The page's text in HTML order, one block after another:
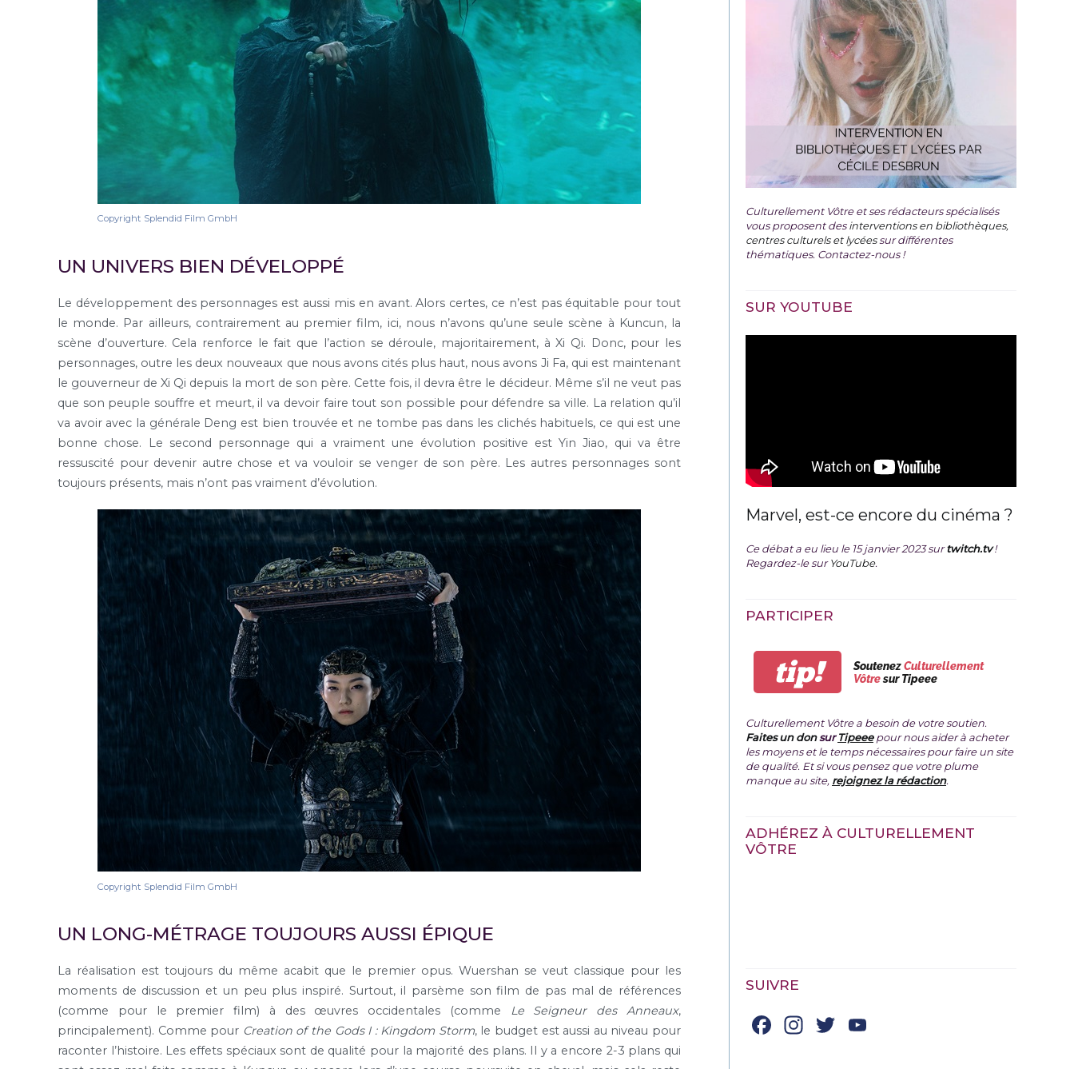
Copyright Splendid Film GmbH
UN UNIVERS BIEN DÉVELOPPÉ
Le développement des personnages est aussi mis en avant. Alors certes, ce n’est pas équitable pour tout
le monde. Par ailleurs, contrairement au premier film, ici, nous n’avons qu’une seule scène à Kuncun, la
scène d’ouverture. Cela renforce le fait que l’action se déroule, majoritairement, à Xi Qi. Donc, pour les
personnages, outre les deux nouveaux que nous avons cités plus haut, nous avons Ji Fa, qui est maintenant
le gouverneur de Xi Qi depuis la mort de son père. Cette fois, il devra être le décideur. Même s’il ne veut pas
que son peuple souffre et meurt, il va devoir faire tout son possible pour défendre sa ville. La relation qu’il
va avoir avec la générale Deng est bien trouvée et ne tombe pas dans les clichés habituels, ce qui est une
bonne chose. Le second personnage qui a vraiment une évolution positive est Yin Jiao, qui va être
ressuscité pour devenir autre chose et va vouloir se venger de son père. Les autres personnages sont
toujours présents, mais n’ont pas vraiment d’évolution.
Copyright Splendid Film GmbH
UN LONG-MÉTRAGE TOUJOURS AUSSI ÉPIQUE
La réalisation est toujours du même acabit que le premier opus. Wuershan se veut classique pour les
moments de discussion et un peu plus inspiré. Surtout, il parsème son film de pas mal de références
(comme pour le premier film) à des œuvres occidentales (comme Le Seigneur des Anneaux,
principalement). Comme pour Creation of the Gods I : Kingdom Storm, le budget est aussi au niveau pour
raconter l’histoire. Les effets spéciaux sont de qualité pour la majorité des plans. Il y a encore 2-3 plans qui
Culturellement Vôtre et ses rédacteurs spécialisés
vous proposent desinterventions en bibliothèques,
centres culturels et lycéessur différentes
thématiques. Contactez-nous !
SUR YOUTUBE
Marvel, est-ce encore du cinéma ?
Ce débat a eu lieu le 15 janvier 2023 surtwitch.tv !
Regardez-le surYouTube.
PARTICIPER
tip! SoutenezCulturellement
Vôtresur Tipeee
Culturellement Vôtre a besoin de votre soutien.
Faites un donsurTipeeepour nous aider à acheter
les moyens et le temps nécessaires pour faire un site
de qualité. Et si vous pensez que votre plume
manque au site, rejoignez la rédaction.
ADHÉREZ À CULTURELLEMENT
VÔTRE
SUIVRE
Facebook
Instagram
Twitter